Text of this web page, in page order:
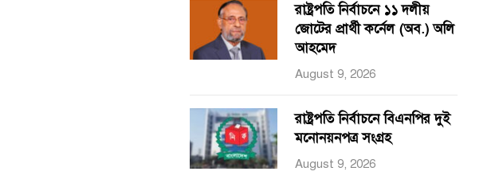
রাষ্ট্রপতি নির্বাচনে ১১ দলীয়
জোটের প্রার্থী কর্নেল (অব.) অলি
আহমেদ
August 9, 2026
রাষ্ট্রপতি নির্বাচনে বিএনপির দুই
মনোনয়নপত্র সংগ্রহ
August 9, 2026